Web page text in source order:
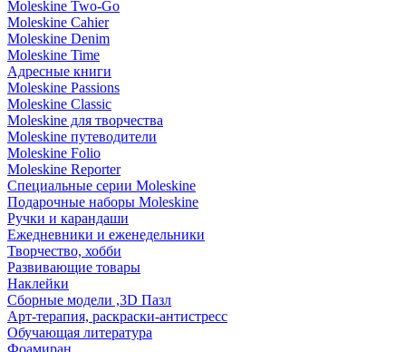
Moleskine Two-Go
Moleskine Cahier
Moleskine Denim
Moleskine Time
Адресные книги
Moleskine Passions
Moleskine Classic
Moleskine для творчества
Moleskine путеводители
Moleskine Folio
Moleskine Reporter
Специальные серии Moleskine
Подарочные наборы Moleskine
Ручки и карандаши
Ежедневники и еженедельники
Творчество, хобби
Развивающие товары
Наклейки
Сборные модели ,3D Пазл
Арт-терапия, раскраски-антистресс
Обучающая литература
Фоамиран